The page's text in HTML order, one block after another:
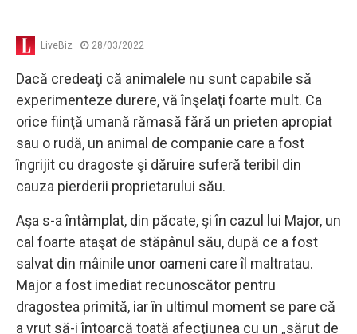
LiveBiz 28/03/2022
Dacă credeaţi că animalele nu sunt capabile să
experimenteze durere, vă înşelaţi foarte mult. Ca
orice fiinţă umană rămasă fără un prieten apropiat
sau o rudă, un animal de companie care a fost
îngrijit cu dragoste şi dăruire suferă teribil din
cauza pierderii proprietarului său.
Aşa s-a întâmplat, din păcate, şi în cazul lui Major, un
cal foarte ataşat de stăpânul său, după ce a fost
salvat din mâinile unor oameni care îl maltratau.
Major a fost imediat recunoscător pentru
dragostea primită, iar în ultimul moment se pare că
a vrut să-i întoarcă toată afecţiunea cu un „sărut de